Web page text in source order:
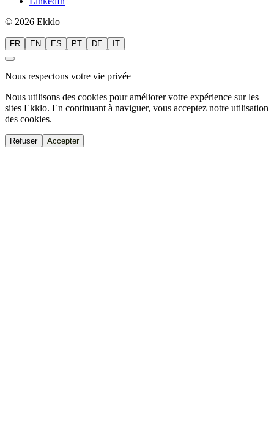
© 2026 Ekklo
FR EN ES PT DE IT
Nous respectons votre vie privée
Nous utilisons des cookies pour améliorer votre expérience sur les
sites Ekklo. En continuant à naviguer, vous acceptez notre utilisation
des cookies.
Refuser Accepter